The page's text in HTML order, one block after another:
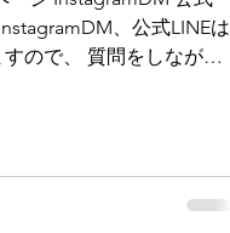
、公式LINEは
ので、 質問をしながら